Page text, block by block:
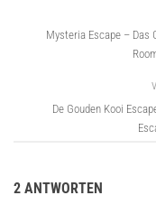
Mysteria Escape – Das
De Gouden Kooi
2 ANTWORTEN